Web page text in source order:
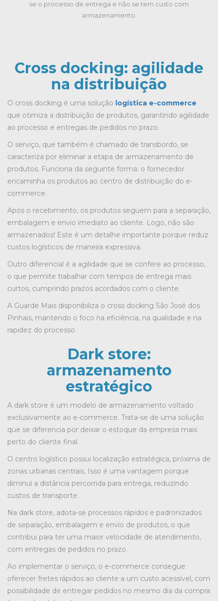
se o processo de entrega e não se tem custo com
armazenamento.
Cross docking: agilidade
na distribuição
O cross docking é uma solução logística e-commerce
que otimiza a distribuição de produtos, garantindo agilidade
ao processo e entregas de pedidos no prazo.
O serviço, que também é chamado de transbordo, se
caracteriza por eliminar a etapa de armazenamento de
produtos. Funciona da seguinte forma: o fornecedor
encaminha os produtos ao centro de distribuição do e-
commerce.
Após o recebimento, os produtos seguem para a separação,
embalagem e envio imediato ao cliente. Logo, não são
armazenados! Este é um detalhe importante porque reduz
custos logísticos de maneira expressiva.
Outro diferencial é a agilidade que se confere ao processo,
o que permite trabalhar com tempos de entrega mais
curtos, cumprindo prazos acordados com o cliente.
A Guarde Mais disponibiliza o cross docking São José dos
Pinhais, mantendo o foco na eficiência, na qualidade e na
rapidez do processo.
Dark store:
armazenamento
estratégico
A dark store é um modelo de armazenamento voltado
exclusivamente ao e-commerce. Trata-se de uma solução
que se diferencia por deixar o estoque da empresa mais
perto do cliente final.
O centro logístico possui localização estratégica, próxima de
zonas urbanas centrais. Isso é uma vantagem porque
diminui a distância percorrida para entrega, reduzindo
custos de transporte.
Na dark store, adota-se processos rápidos e padronizados
de separação, embalagem e envio de produtos, o que
contribui para ter uma maior velocidade de atendimento,
com entregas de pedidos no prazo.
Ao implementar o serviço, o e-commerce consegue
oferecer fretes rápidos ao cliente a um custo acessível, com
possibilidade de entregar pedidos no mesmo dia da compra